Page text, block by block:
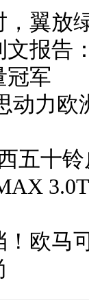
翼放
报告
冠军
动力
五十
欧马